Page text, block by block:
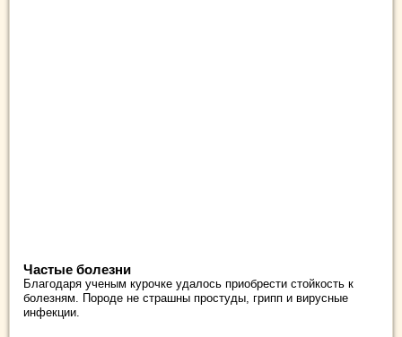
Частые болезни
Благодаря ученым курочке удалось приобрести стойкость к
болезням. Породе не страшны простуды, грипп и вирусные
инфекции.